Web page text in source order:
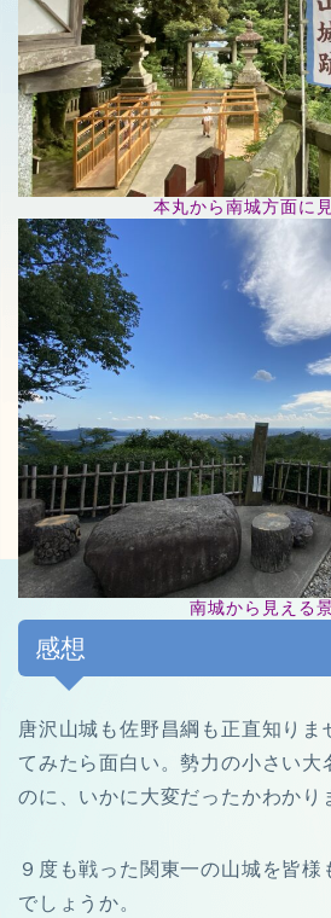
本丸から南城方面に
南城から見える
感想
唐沢山城も佐野昌綱も正直知りま
てみたら面白い。勢力の小さい大
のに、いかに大変だったかわかり
９度も戦った関東一の山城を皆様
でしょうか。